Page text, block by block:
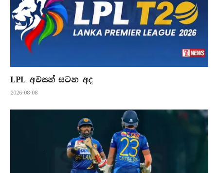
LPL අවසන් සටන අද
2026-08-08